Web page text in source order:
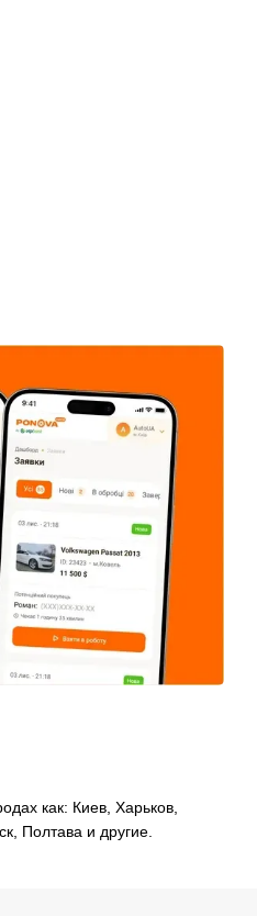
как: Киев, Харьков,
Полтава и другие.